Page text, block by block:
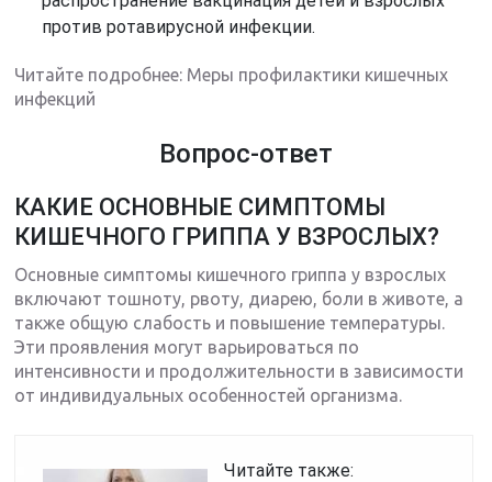
против ротавирусной инфекции.
Читайте подробнее: Меры профилактики кишечных
инфекций
Вопрос-ответ
КАКИЕ ОСНОВНЫЕ СИМПТОМЫ
КИШЕЧНОГО ГРИППА У ВЗРОСЛЫХ?
Основные симптомы кишечного гриппа у взрослых
включают тошноту, рвоту, диарею, боли в животе, а
также общую слабость и повышение температуры.
Эти проявления могут варьироваться по
интенсивности и продолжительности в зависимости
от индивидуальных особенностей организма.
Читайте также: